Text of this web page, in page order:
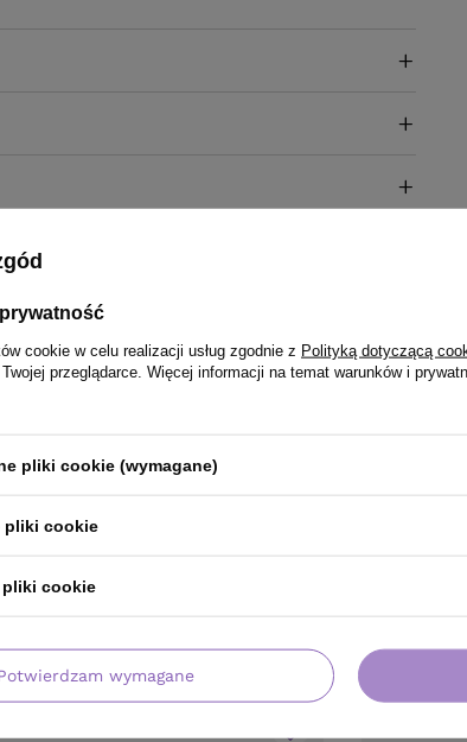
PRODUKT KUPILI TAKŻE
cookie w celu realizacji usług zgodnie z Polityką dotyczącą
przeglądarce. Więcej informacji na temat warunków i
pliki cookie (wymagane)
pliki cookie
pliki cookie
wymagane